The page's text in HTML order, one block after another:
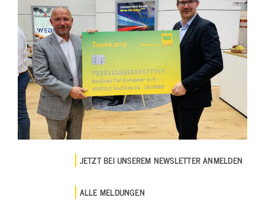
JETZT BEI UNSEREM NEWSLETTER ANMELDEN
ALLE MELDUNGEN